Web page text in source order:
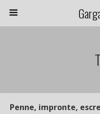
Penne, impronte,